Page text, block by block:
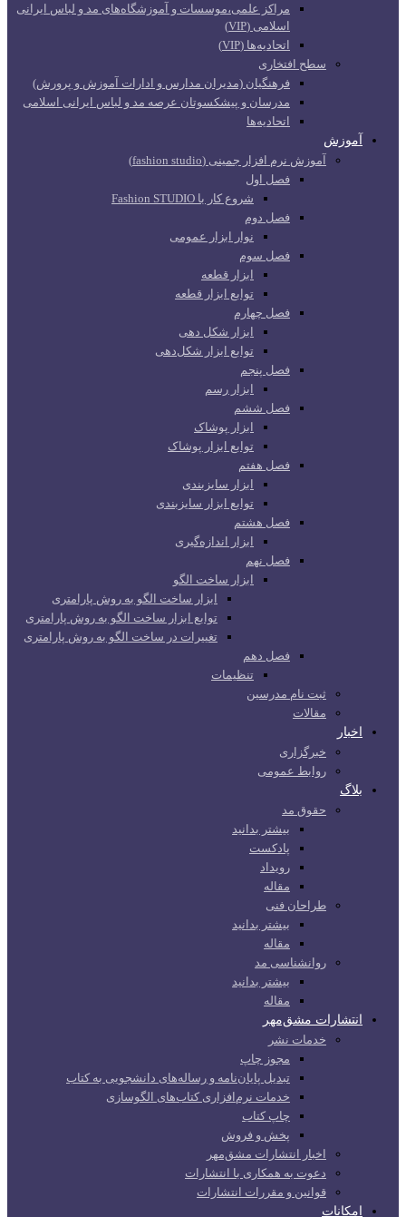
مراکز علمی،موسسات و آموزشگاه‌های مد و لباس ایرانی
اسلامی (VIP)
اتحادیه‌ها (VIP)
سطح افتخاری
فرهنگیان (مدیران مدارس و ادارات آموزش و پرورش)
مدرسان و پیشکسوتان عرصه مد و لباس ایرانی اسلامی
اتحادیه‌ها
آموزش
آموزش نرم افزار جمینی (fashion studio)
فصل اول
شروع کار با Fashion STUDIO
فصل دوم
نوار ابزار عمومی
فصل سوم
ابزار قطعه
توابع ابزار قطعه
فصل چهارم
ابزار شکل دهی
توابع ابزار شکل‌دهی
فصل پنجم
ابزار رسم
فصل ششم
ابزار پوشاک
توابع ابزار پوشاک
فصل هفتم
ابزار سایزبندی
توابع ابزار سایزبندی
فصل هشتم
ابزار اندازه‌گیری
فصل نهم
ابزار ساخت الگو
ابزار ساخت الگو به روش پارامتری
توابع ابزار ساخت الگو به روش پارامتری
تغییرات در ساخت الگو به روش پارامتری
فصل دهم
تنظیمات
ثبت نام مدرسین
مقالات
اخبار
خبرگزاری
روابط عمومی
بلاگ
حقوق مد
بیشتر بدانید
پادکست
رویداد
مقاله
طراحان فنی
بیشتر بدانید
مقاله
روانشناسی مد
بیشتر بدانید
مقاله
انتشارات مشق‌مهر
خدمات نشر
مجوز چاپ
تبدیل پایان‌نامه و رساله‌های دانشجویی به کتاب
خدمات نرم‌افزاری کتاب‌های الگوسازی
چاپ کتاب
پخش و فروش
اخبار انتشارات مشق‌مهر
دعوت به همکاری با انتشارات
قوانین و مقررات انتشارات
امکانات